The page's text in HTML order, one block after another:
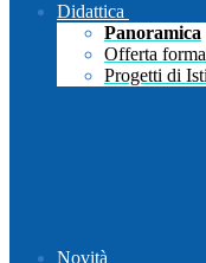
Didattica
Panoramica
Offerta
Progetti di
Novità